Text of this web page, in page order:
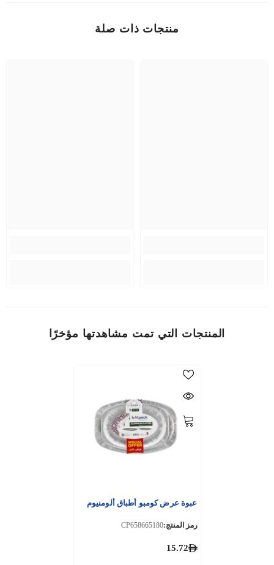
منتجات ذات صلة
المنتجات التي تمت مشاهدتها مؤخرًا
عبوة عرض كومبو أطباق ألومنيوم
رمز المنتج:CP658665180
15.72